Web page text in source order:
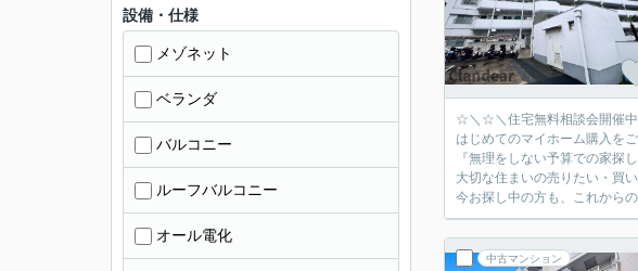
☆＼☆＼住宅無料相談会開催
はじめてのマイホーム購入を
『無理をしない予算での家
大切な住まいの売りたい・買
今お探し中の方も、これから
中古マンション
設備・仕様
メゾネット
ベランダ
バルコニー
ルーフバルコニー
オール電化